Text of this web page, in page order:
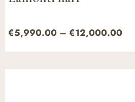
€5,990.00 – €12,000.00